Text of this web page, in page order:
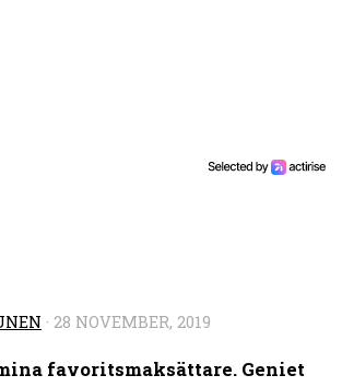
· 28 NOVEMBER, 2019
favoritsmaksättare. Geniet